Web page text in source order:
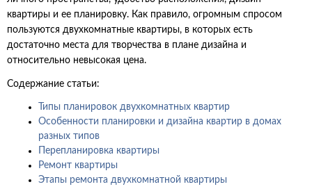
квартиры и ее планировку. Как правило, огромным спросом
пользуются двухкомнатные квартиры, в которых есть
достаточно места для творчества в плане дизайна и
относительно невысокая цена.
Содержание статьи:
Типы планировок двухкомнатных квартир
Особенности планировки и дизайна квартир в домах
разных типов
Перепланировка квартиры
Ремонт квартиры
Этапы ремонта двухкомнатной квартиры